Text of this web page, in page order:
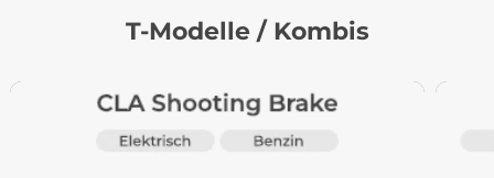
T-Modelle / Kombis